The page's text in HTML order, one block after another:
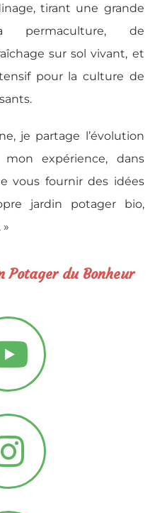
tirant une grande
permaculture, de
sur sol vivant, et
pour la culture de
je partage l’évolution
expérience, dans
vous fournir des idées
jardin potager bio,
Potager du Bonheur